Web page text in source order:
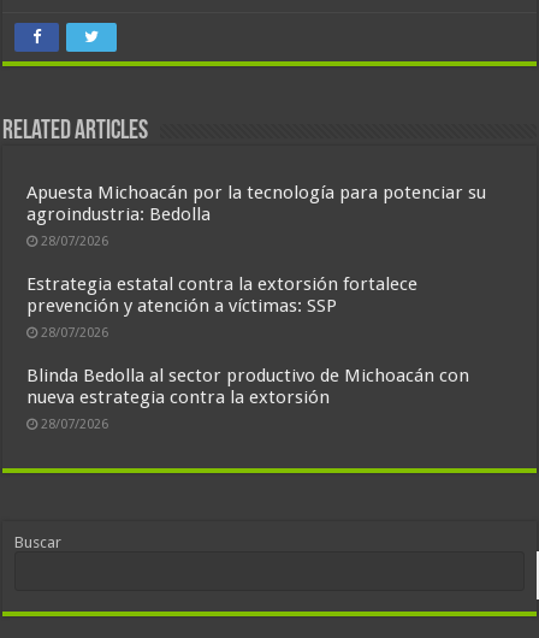
Related Articles
Apuesta Michoacán por la tecnología para potenciar su
agroindustria: Bedolla
28/07/2026
Estrategia estatal contra la extorsión fortalece
prevención y atención a víctimas: SSP
28/07/2026
Blinda Bedolla al sector productivo de Michoacán con
nueva estrategia contra la extorsión
28/07/2026
Buscar